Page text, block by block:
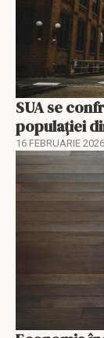
SUA se
populației
16 FEBRUARIE 2026